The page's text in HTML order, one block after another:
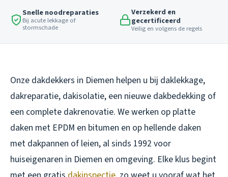
Snelle noodreparaties
Bij acute lekkage of
stormschade
Verzekerd en
gecertificeerd
Veilig en volgens de regels
Onze dakdekkers in Diemen helpen u bij daklekkage,
dakreparatie, dakisolatie, een nieuwe dakbedekking of
een complete dakrenovatie. We werken op platte
daken met EPDM en bitumen en op hellende daken
met dakpannen of leien, al sinds 1992 voor
huiseigenaren in Diemen en omgeving. Elke klus begint